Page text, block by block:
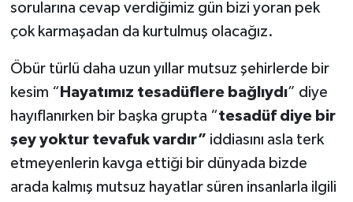
sorularına cevap verdiğimiz gün bizi yoran pek
çok karmaşadan da kurtulmuş olacağız.
Öbür türlü daha uzun yıllar mutsuz şehirlerde bir
kesim “ Hayatımız tesadüflere bağlıydı” diye
hayıflanırken bir başka grupta “tesadüf diye bir
şey yoktur tevafuk vardır” iddiasını asla terk
etmeyenlerin kavga ettiği bir dünyada bizde
arada kalmış mutsuz hayatlar süren insanlarla ilgili